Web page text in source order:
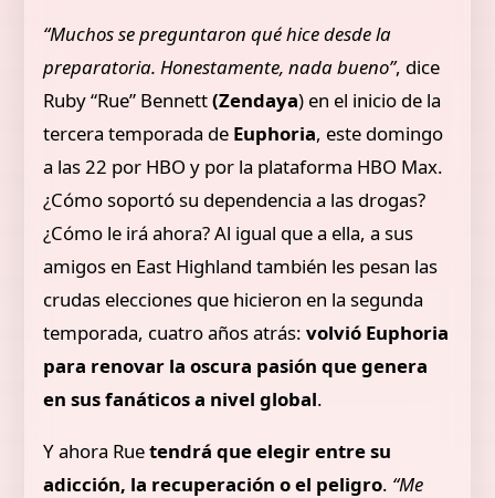
“Muchos se preguntaron qué hice desde la
preparatoria. Honestamente, nada bueno”, dice
Ruby “Rue” Bennett(Zendaya) en el inicio de la
tercera temporada de Euphoria, este domingo
a las 22 por HBO y por la plataforma HBO Max.
¿Cómo soportó su dependencia a las drogas?
¿Cómo le irá ahora? Al igual que a ella, a sus
amigos en East Highland también les pesan las
crudas elecciones que hicieron en la segunda
temporada, cuatro años atrás: volvió Euphoria
para renovar la oscura pasión que genera
en sus fanáticos a nivel global.
Y ahora Ruetendrá que elegir entre su
adicción, la recuperación o el peligro. “Me